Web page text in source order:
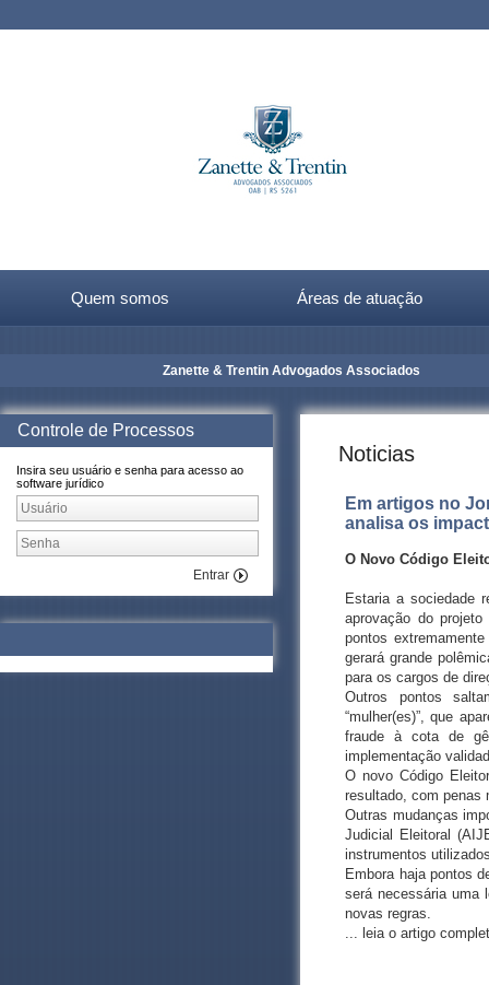
Quem somos Áreas de atuação
Zanette & Trentin Advogados Associados
Controle de Processos
Insira seu usuário e senha para acesso ao
software jurídico
Entrar
Noticias
Em artigos no
analisa os
O Novo Código
Estaria a sociedade
aprovação do
pontos
gerará grande
para os cargos de
Outros pontos
“mulher(es)”, que
fraude à cota de
implementação
O novo Código
resultado, com penas
Outras mudanças
Judicial Eleitoral
instrumentos
Embora haja pontos
será necessária uma
novas regras.
... leia o artigo